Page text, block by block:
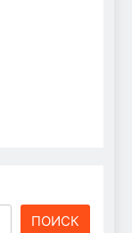
ПОИСК